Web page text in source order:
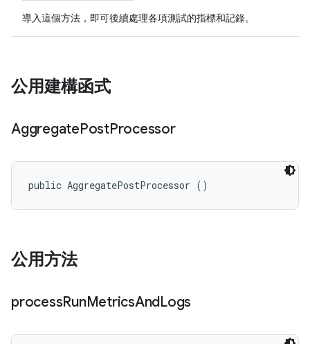
導入這個方法，即可後續處理各項測試的指標和記錄。
公用建構函式
AggregatePostProcessor
public AggregatePostProcessor ()
公用方法
processRunMetricsAndLogs